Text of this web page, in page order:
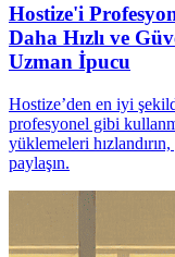
Hostize'i
Daha Hızlı ve
Uzman İpucu
Hostize’den en iyi
profesyonel gibi
yüklemeleri
paylaşın.